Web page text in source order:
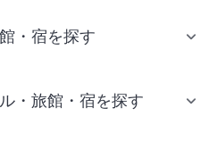
・宿を探す
・旅館・宿を探す